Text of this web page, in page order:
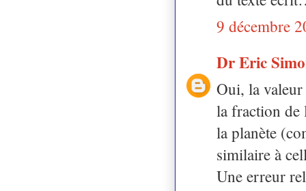
9 décembre
Dr Eric
Oui, la valeur
la fraction de
la planète
similaire à
Une erreur